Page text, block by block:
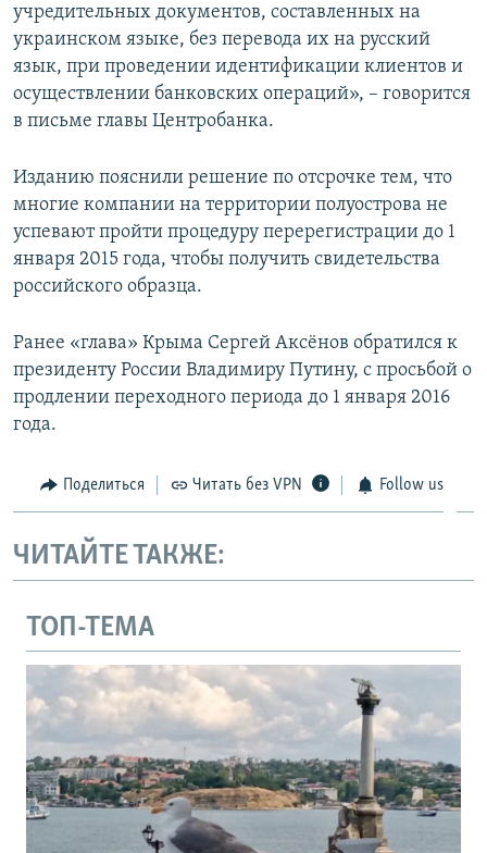
учредительных документов, составленных на
украинском языке, без перевода их на русский
язык, при проведении идентификации клиентов и
осуществлении банковских операций», – говорится
в письме главы Центробанка.
Изданию пояснили решение по отсрочке тем, что
многие компании на территории полуострова не
успевают пройти процедуру перерегистрации до 1
января 2015 года, чтобы получить свидетельства
российского образца.
Ранее «глава» Крыма Сергей Аксёнов обратился к
президенту России Владимиру Путину, с просьбой о
продлении переходного периода до 1 января 2016
года.
Поделиться Читать без VPN Follow us
ЧИТАЙТЕ ТАКЖЕ:
ТОП-ТЕМА